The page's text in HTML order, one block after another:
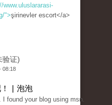
www.uluslararasi-
">şirinevler escort</a>
验证)
08:18
！ | 泡泡
I found your blog using msn.